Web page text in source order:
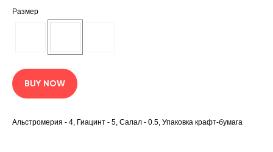
Размер
BUY NOW
Альстромерия - 4, Гиацинт - 5, Салал - 0.5, Упаковка крафт-бумага